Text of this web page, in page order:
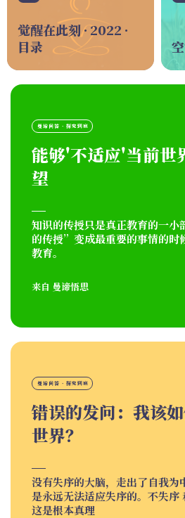
觉醒在此刻 · 2022 ·
目录
曼谛问答 · 探究到底
能够'不适应'当前世
望
知识的传授只是真正教育的一
的传授”变成最重要的事情的时
教育。
来自 曼谛悟思
曼谛问答 · 探究到底
错误的发问：我该
世界？
没有失序的大脑，走出了自我为
是永远无法适应失序的。不失序
这是根本真理